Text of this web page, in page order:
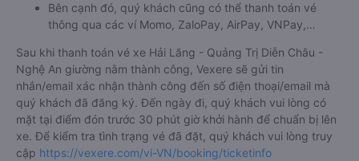
Bên cạnh đó, quý khách cũng có thể thanh toán vé
thông qua các ví Momo, ZaloPay, AirPay, VNPay,…
Sau khi thanh toán vé xe Hải Lăng - Quảng Trị Diễn Châu -
Nghệ An giường nằm thành công, Vexere sẽ gửi tin
nhắn/email xác nhận thành công đến số điện thoại/email mà
quý khách đã đăng ký. Đến ngày đi, quý khách vui lòng có
mặt tại điểm đón trước 30 phút giờ khởi hành để chuẩn bị lên
xe. Để kiểm tra tình trạng vé đã đặt, quý khách vui lòng truy
cập https://vexere.com/vi-VN/booking/ticketinfo